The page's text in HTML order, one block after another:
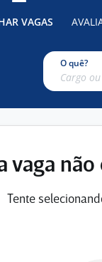
VAGAS
O quê?
vaga
Tente